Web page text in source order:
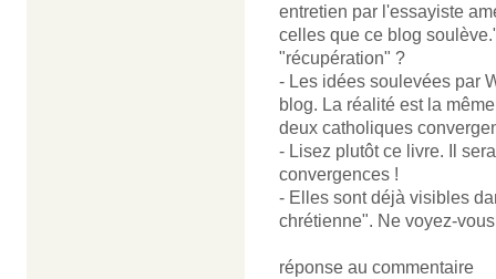
entretien par l'essayiste
celles que ce blog
"récupération" ?
- Les idées soulevées par
blog. La réalité est la
deux catholiques
- Lisez plutôt ce livre. Il
convergences !
- Elles sont déjà visibles
chrétienne". Ne voyez-
réponse au commentaire